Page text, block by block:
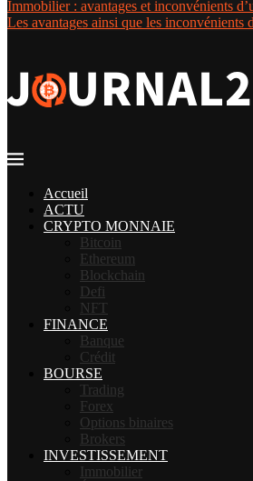
Immobilier : avantages et inconvénients
Les avantages ainsi que les inconvénients
Accueil
ACTU
CRYPTO MONNAIE
Bitcoin
Ethereum
Blockchain
Defi
NFT
FINANCE
Banque
Crédit
BOURSE
Trading
Forex
Options binaires
Brokers
INVESTISSEMENT
Immobilier